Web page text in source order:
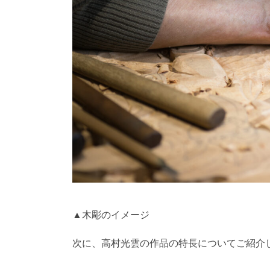
▲木彫のイメージ
次に、高村光雲の作品の特長についてご紹介